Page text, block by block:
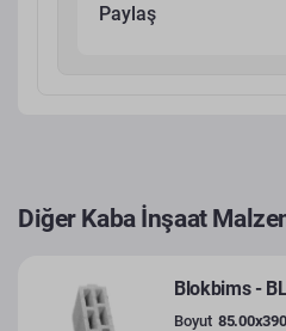
Paylaş
Diğer Kaba İnşaat
Blokbims -
Boyut